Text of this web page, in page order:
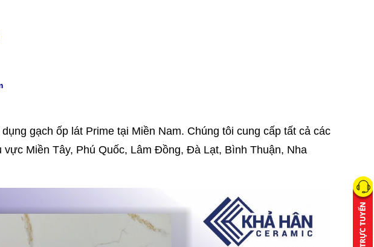
gạch ốp lát Prime tại Miền Nam. Chúng tôi cung cấp tất cả các
Miền Tây, Phú Quốc, Lâm Đồng, Đà Lạt, Bình Thuận, Nha